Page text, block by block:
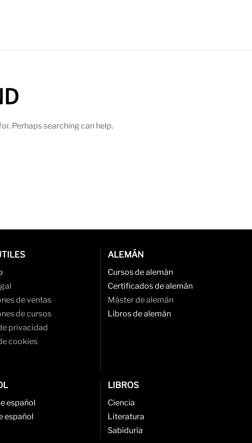
Perhaps searching can help.
de ventas
de cursos
privacidad
cookies
ALEMÁN
Cursos de alemán
Certificados de alemán
Máster de alemán
Libros de alemán
español
español
LIBROS
Ciencia
Literatura
Sabiduría